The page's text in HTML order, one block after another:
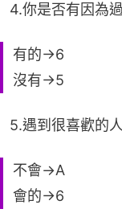
4.你是否有因為
有的→6
沒有→5
5.遇到很喜歡的
不會→A
會的→6